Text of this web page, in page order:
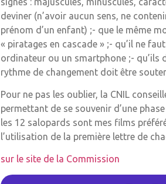
deviner (n’avoir aucun sens, ne
prénom d’un enfant) ;- que le même
« piratages en cascade » ;- qu’il ne
ordinateur ou un smartphone ;- qu’ils
rythme de changement doit être
Pour ne pas les oublier, la CNIL
permettant de se souvenir d’une
les 12 salopards sont mes films
l’utilisation de la première lettre de
sur le site de la Commission